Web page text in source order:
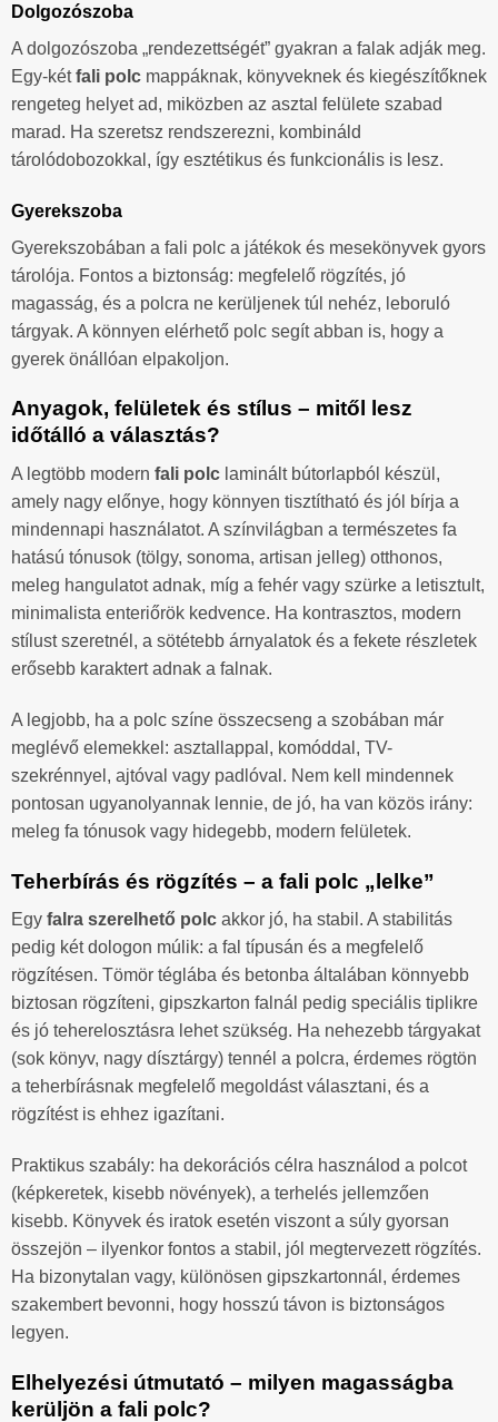
Dolgozószoba
A dolgozószoba „rendezettségét” gyakran a falak adják meg.
Egy-kétfali polc mappáknak, könyveknek és kiegészítőknek
rengeteg helyet ad, miközben az asztal felülete szabad
marad. Ha szeretsz rendszerezni, kombináld
tárolódobozokkal, így esztétikus és funkcionális is lesz.
Gyerekszoba
Gyerekszobában a fali polc a játékok és mesekönyvek gyors
tárolója. Fontos a biztonság: megfelelő rögzítés, jó
magasság, és a polcra ne kerüljenek túl nehéz, leboruló
tárgyak. A könnyen elérhető polc segít abban is, hogy a
gyerek önállóan elpakoljon.
Anyagok, felületek és stílus – mitől lesz
időtálló a választás?
A legtöbb modern fali polc laminált bútorlapból készül,
amely nagy előnye, hogy könnyen tisztítható és jól bírja a
mindennapi használatot. A színvilágban a természetes fa
hatású tónusok (tölgy, sonoma, artisan jelleg) otthonos,
meleg hangulatot adnak, míg a fehér vagy szürke a letisztult,
minimalista enteriőrök kedvence. Ha kontrasztos, modern
stílust szeretnél, a sötétebb árnyalatok és a fekete részletek
erősebb karaktert adnak a falnak.
A legjobb, ha a polc színe összecseng a szobában már
meglévő elemekkel: asztallappal, komóddal, TV-
szekrénnyel, ajtóval vagy padlóval. Nem kell mindennek
pontosan ugyanolyannak lennie, de jó, ha van közös irány:
meleg fa tónusok vagy hidegebb, modern felületek.
Teherbírás és rögzítés – a fali polc „lelke”
Egy falra szerelhető polc akkor jó, ha stabil. A stabilitás
pedig két dologon múlik: a fal típusán és a megfelelő
rögzítésen. Tömör téglába és betonba általában könnyebb
biztosan rögzíteni, gipszkarton falnál pedig speciális tiplikre
és jó teherelosztásra lehet szükség. Ha nehezebb tárgyakat
(sok könyv, nagy dísztárgy) tennél a polcra, érdemes rögtön
a teherbírásnak megfelelő megoldást választani, és a
rögzítést is ehhez igazítani.
Praktikus szabály: ha dekorációs célra használod a polcot
(képkeretek, kisebb növények), a terhelés jellemzően
kisebb. Könyvek és iratok esetén viszont a súly gyorsan
összejön – ilyenkor fontos a stabil, jól megtervezett rögzítés.
Ha bizonytalan vagy, különösen gipszkartonnál, érdemes
szakembert bevonni, hogy hosszú távon is biztonságos
legyen.
Elhelyezési útmutató – milyen magasságba
kerüljön a fali polc?